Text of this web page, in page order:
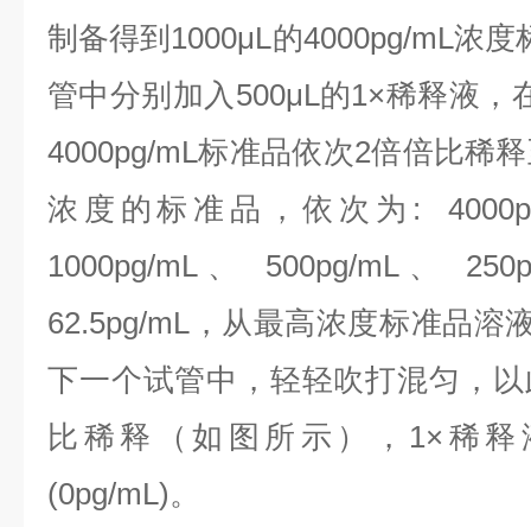
制备得到1000μL的4000pg/mL浓
管中分别加入500μL的1×稀释液，
4000pg/mL标准品依次2倍倍比稀
浓度的标准品，依次为:
1000pg/mL、 500pg/mL、
62.5pg/mL， 从最高浓度标准品溶
下一个试管中，轻轻吹打混匀，
比稀释（如图所示），1×稀
(0pg/mL)。